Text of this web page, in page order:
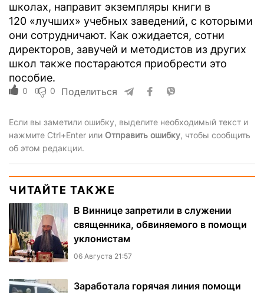
школах, направит экземпляры книги в
120 «лучших» учебных заведений, с которыми
они сотрудничают. Как ожидается, сотни
директоров, завучей и методистов из других
школ также постараются приобрести это
пособие.
0 0 Поделиться
Если вы заметили ошибку, выделите необходимый текст и
нажмите Ctrl+Enter или Отправить ошибку, чтобы сообщить
об этом редакции.
ЧИТАЙТЕ ТАКЖЕ
В Виннице запретили в служении
священника, обвиняемого в помощи
уклонистам
06 Августа 21:57
Заработала горячая линия помощи